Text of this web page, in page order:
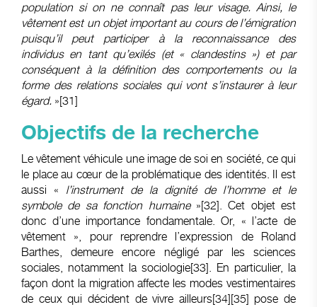
population si on ne connaît pas leur visage. Ainsi, le
vêtement est un objet important au cours de l’émigration
puisqu’il peut participer à la reconnaissance des
individus en tant qu’exilés (et « clandestins ») et par
conséquent à la définition des comportements ou la
forme des relations sociales qui vont s’instaurer à leur
égard. »[31]
Objectifs de la recherche
Le vêtement véhicule une image de soi en société, ce qui
le place au cœur de la problématique des identités. Il est
aussi « l’instrument de la dignité de l’homme et le
symbole de sa fonction humaine»[32]. Cet objet est
donc d’une importance fondamentale. Or, « l’acte de
vêtement », pour reprendre l’expression de Roland
Barthes, demeure encore négligé par les sciences
sociales, notamment la sociologie[33]. En particulier, la
façon dont la migration affecte les modes vestimentaires
de ceux qui décident de vivre ailleurs[34] [35] pose de